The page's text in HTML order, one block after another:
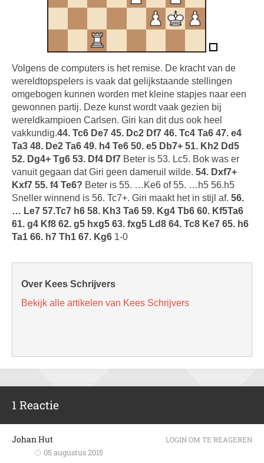
Volgens de computers is het remise. De kracht van de
wereldtopspelers is vaak dat gelijkstaande stellingen
omgebogen kunnen worden met kleine stapjes naar een
gewonnen partij. Deze kunst wordt vaak gezien bij
wereldkampioen Carlsen. Giri kan dit dus ook heel
vakkundig.44. Tc6 De7 45. Dc2 Df7 46. Tc4 Ta6 47. e4
Ta3 48. De2 Ta6 49. h4 Te6 50. e5 Db7+ 51. Kh2 Dd5
52. Dg4+ Tg6 53. Df4 Df7 Beter is 53. Lc5. Bok was er
vanuit gegaan dat Giri geen dameruil wilde. 54. Dxf7+
Kxf7 55. f4 Te6? Beter is 55. …Ke6 of 55. …h5 56.h5
Sneller winnend is 56. Tc7+. Giri maakt het in stijl af. 56.
… Le7 57.Tc7 h6 58. Kh3 Ta6 59. Kg4 Tb6 60. Kf5Ta6
61. g4 Kf8 62. g5 hxg5 63. fxg5 Ld8 64. Tc8 Ke7 65. h6
Ta1 66. h7 Th1 67. Kg6 1-0
Over Kees Schrijvers
Bekijk alle artikelen van Kees Schrijvers
1 Reactie
Johan Hut
05 augustus 2015
LOGIN OM TE REAGEREN